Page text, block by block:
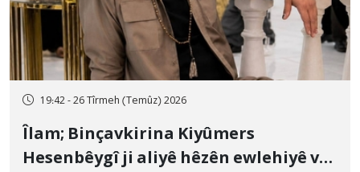
19:42 - 26 Tîrmeh (Temûz) 2026
Îlam; Binçavkirina Kiyûmers
Hesenbêygî ji aliyê hêzên ewlehiyê ve